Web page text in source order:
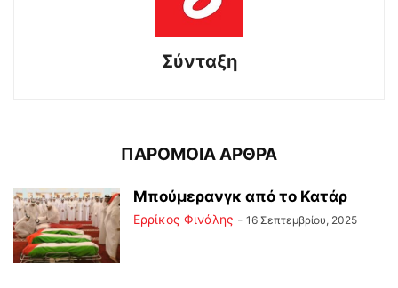
Σύνταξη
ΠΑΡΟΜΟΙΑ ΑΡΘΡΑ
Μπούμερανγκ από το Κατάρ
Ερρίκος Φινάλης - 16 Σεπτεμβρίου, 2025